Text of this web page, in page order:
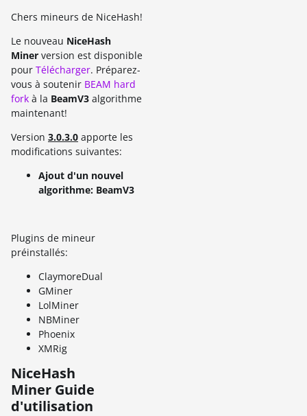
Chers mineurs de NiceHash!
Le nouveau NiceHash
Miner version est disponible
pour Télécharger. Préparez-
vous à soutenir BEAM hard
fork à la BeamV3 algorithme
maintenant!
Version 3.0.3.0 apporte les
modifications suivantes:
Ajout d'un nouvel
algorithme: BeamV3
Plugins de mineur
préinstallés:
ClaymoreDual
GMiner
LolMiner
NBMiner
Phoenix
XMRig
NiceHash
Miner Guide
d'utilisation